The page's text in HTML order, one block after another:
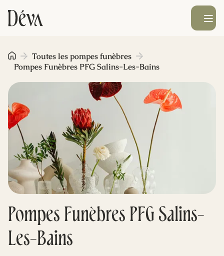
Obsèques
Prévoyance
Monument funéraire
Livraison de fleurs
Blog
Ouvrir le
Pompes Funèbres PFG Salins-
Les-Bains
Toutes les pompes funèbres
Pompes Funèbres PFG Salins-Les-Bains